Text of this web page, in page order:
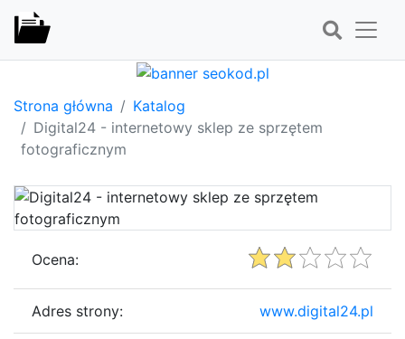
Strona główna
Katalog
Digital24 - internetowy sklep ze sprzętem
fotograficznym
Ocena:
Adres strony: www.digital24.pl